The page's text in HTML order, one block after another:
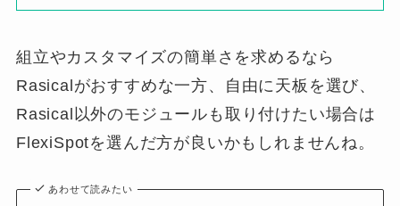
組立やカスタマイズの簡単さを求めるなら
Rasicalがおすすめな一方、自由に天板を選び、
Rasical以外のモジュールも取り付けたい場合は
FlexiSpotを選んだ方が良いかもしれませんね。
あわせて読みたい